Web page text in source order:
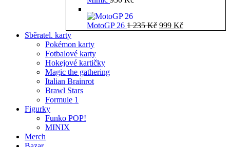
MotoGP 26 1 235Kč Původní
999 KčAktuální
Sběratel. karty
Pokémon karty
Fotbalové karty
Hokejové kartičky
Magic the gathering
Italian Brainrot
Brawl Stars
Formule 1
Figurky
Funko POP!
MINIX
Merch